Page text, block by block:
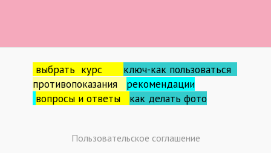
выбрать курс ключ-как пользоваться
противопоказания рекомендации
вопросы и ответы как делать фото
Пользовательское соглашение